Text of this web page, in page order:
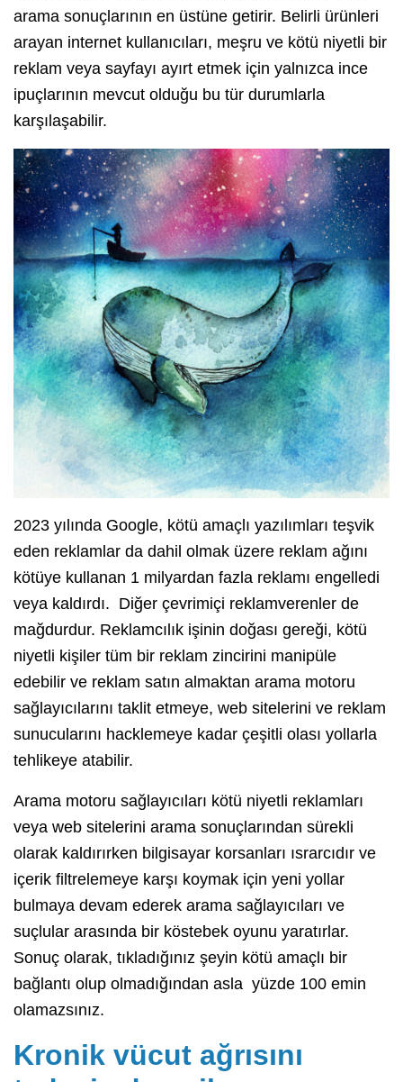
arama sonuçlarının en üstüne getirir. Belirli ürünleri
arayan internet kullanıcıları, meşru ve kötü niyetli bir
reklam veya sayfayı ayırt etmek için yalnızca ince
ipuçlarının mevcut olduğu bu tür durumlarla
karşılaşabilir.
2023 yılında Google, kötü amaçlı yazılımları teşvik
eden reklamlar da dahil olmak üzere reklam ağını
kötüye kullanan 1 milyardan fazla reklamı engelledi
veya kaldırdı. Diğer çevrimiçi reklamverenler de
mağdurdur. Reklamcılık işinin doğası gereği, kötü
niyetli kişiler tüm bir reklam zincirini manipüle
edebilir ve reklam satın almaktan arama motoru
sağlayıcılarını taklit etmeye, web sitelerini ve reklam
sunucularını hacklemeye kadar çeşitli olası yollarla
tehlikeye atabilir.
Arama motoru sağlayıcıları kötü niyetli reklamları
veya web sitelerini arama sonuçlarından sürekli
olarak kaldırırken bilgisayar korsanları ısrarcıdır ve
içerik filtrelemeye karşı koymak için yeni yollar
bulmaya devam ederek arama sağlayıcıları ve
suçlular arasında bir köstebek oyunu yaratırlar.
Sonuç olarak, tıkladığınız şeyin kötü amaçlı bir
bağlantı olup olmadığından asla yüzde 100 emin
olamazsınız.
Kronik vücut ağrısını